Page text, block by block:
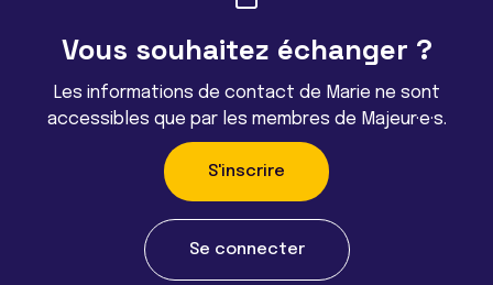
Vous souhaitez échanger ?
Les informations de contact de Marie ne sont
accessibles que par les membres de Majeur·e·s.
S'inscrire
Se connecter